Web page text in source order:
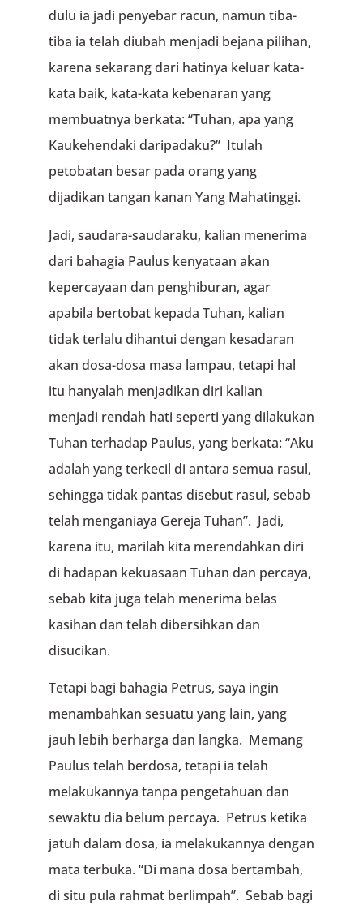
dulu ia jadi penyebar racun, namun tiba-
tiba ia telah diubah menjadi bejana pilihan,
karena sekarang dari hatinya keluar kata-
kata baik, kata-kata kebenaran yang
membuatnya berkata: “Tuhan, apa yang
Kaukehendaki daripadaku?” Itulah
petobatan besar pada orang yang
dijadikan tangan kanan Yang Mahatinggi.
Jadi, saudara-saudaraku, kalian menerima
dari bahagia Paulus kenyataan akan
kepercayaan dan penghiburan, agar
apabila bertobat kepada Tuhan, kalian
tidak terlalu dihantui dengan kesadaran
akan dosa-dosa masa lampau, tetapi hal
itu hanyalah menjadikan diri kalian
menjadi rendah hati seperti yang dilakukan
Tuhan terhadap Paulus, yang berkata: “Aku
adalah yang terkecil di antara semua rasul,
sehingga tidak pantas disebut rasul, sebab
telah menganiaya Gereja Tuhan”. Jadi,
karena itu, marilah kita merendahkan diri
di hadapan kekuasaan Tuhan dan percaya,
sebab kita juga telah menerima belas
kasihan dan telah dibersihkan dan
disucikan.
Tetapi bagi bahagia Petrus, saya ingin
menambahkan sesuatu yang lain, yang
jauh lebih berharga dan langka. Memang
Paulus telah berdosa, tetapi ia telah
melakukannya tanpa pengetahuan dan
sewaktu dia belum percaya. Petrus ketika
jatuh dalam dosa, ia melakukannya dengan
mata terbuka. “Di mana dosa bertambah,
di situ pula rahmat berlimpah”. Sebab bagi